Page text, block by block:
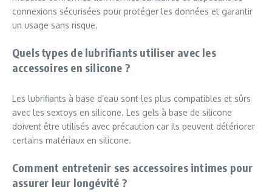
connexions sécurisées pour protéger les données et garantir
un usage sans risque.
Quels types de lubrifiants utiliser avec les
accessoires en silicone ?
Les lubrifiants à base d’eau sont les plus compatibles et sûrs
avec les sextoys en silicone. Les gels à base de silicone
doivent être utilisés avec précaution car ils peuvent détériorer
certains matériaux en silicone.
Comment entretenir ses accessoires intimes pour
assurer leur longévité ?